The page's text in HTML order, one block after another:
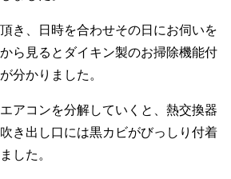
き、日時を合わせその日にお伺いを
ら見るとダイキン製のお掃除機能付
分かりました。
アコンを分解していくと、熱交換器
き出し口には黒カビがびっしり付着
した。